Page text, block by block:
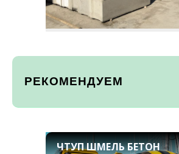
РЕКОМЕНДУЕМ
ЧТУП ШМЕЛЬ БЕТОН